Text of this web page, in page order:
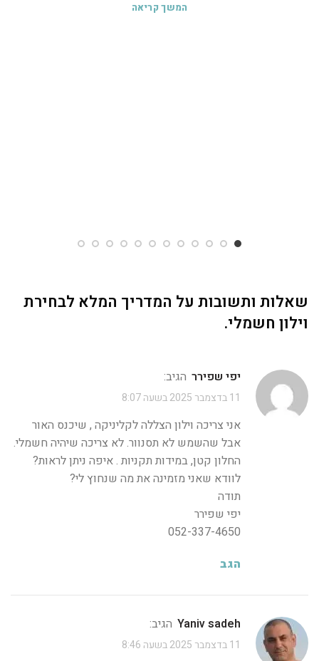
המשך קריאה
שאלות ותשובות על המדריך המלא לבחירת
וילון חשמלי.
יפי שפירר הגיב:
11 בדצמבר 2025 בשעה 8:07
אני צריכה וילון הצללה לקליניקה , שיכנס האור
אבל שהשמש לא תסנוור. לא צריכה שיהיה חשמלי.
החלון קטן, במידות תקניות . איפה ניתן לראות?
לוודא שאני מזמינה את מה שנחוץ לי?
תודה
יפי שפירר
052-337-4650
הגב
yaniv sadeh הגיב:
11 בדצמבר 2025 בשעה 8:46